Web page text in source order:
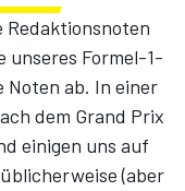
unseres Formel-1-
Noten ab. In einer
dem Grand Prix
einigen uns auf
(aber